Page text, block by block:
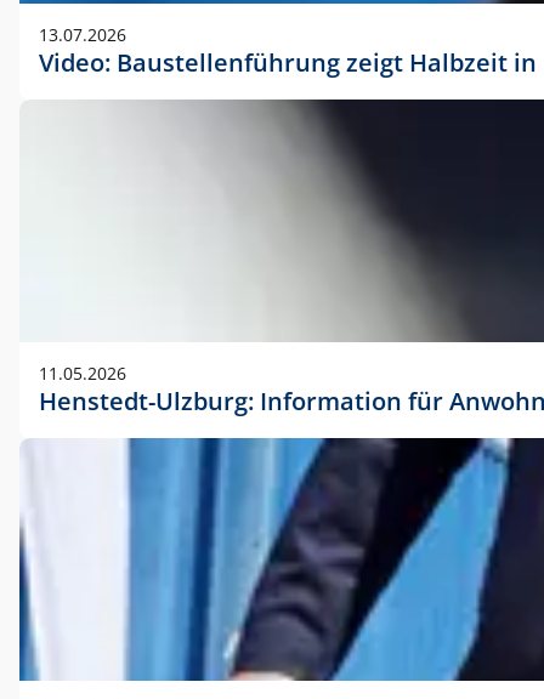
13.07.2026
Video: Baustellenführung zeigt Halbzeit
11.05.2026
Henstedt-Ulzburg: Information für